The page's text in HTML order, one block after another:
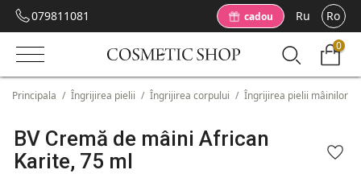
079811081 cadou Ru Ro
0
Principala / Îngrijirea pielii / Îngrijirea corpului / Îngrijirea pielii mâinilor
BV Cremă de mâini African
Karite, 75 ml